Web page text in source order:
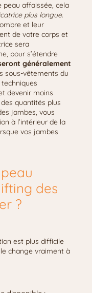
peau affaissée, cela
plus longue.
et leur
de votre corps et
sera
pour s’étendre
généralement
sous-vêtements du
devenir moins
quantités plus
jambes, vous
à l’intérieur de la
vos jambes
des
?
est plus difficile
change vraiment à